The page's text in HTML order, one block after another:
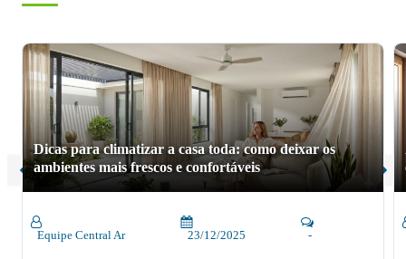
Dicas para climatizar a casa toda: como deixar os
ambientes mais frescos e confortáveis
Equipe Central Ar 23/12/2025 -